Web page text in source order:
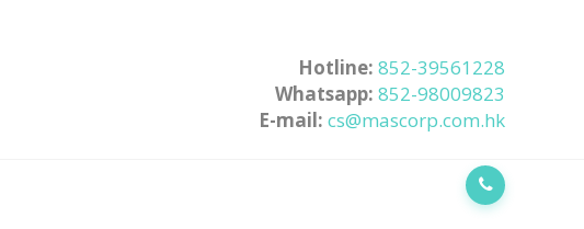
Hotline: 852-39561228
Whatsapp: 852-98009823
E-mail: cs@mascorp.com.hk